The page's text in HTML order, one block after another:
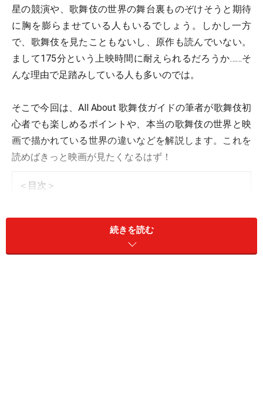
星の競演や、歌舞伎の世界の舞台裏ものぞけそうと期待
に胸を膨らませている人もいるでしょう。しかし一方
で、歌舞伎を見たこともないし、原作も読んでいない。
まして175分という上映時間に耐えられるだろうか……そ
んな理由で足踏みしている人も多いのでは。
そこで今回は、All About 歌舞伎ガイドの筆者が歌舞伎初
心者でも楽しめるポイントや、本当の歌舞伎の世界と映
画で描かれている世界の違いなどを解説します。これを
読めばきっと映画が見たくなるはず！
＜目次＞
歌舞伎を見たことがなくても面白い『国宝』の魅力4つ
もっと楽しみたい人はぜひ原作を
続きを読む